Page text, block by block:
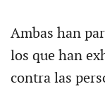
Ambas han
los que han
contra las